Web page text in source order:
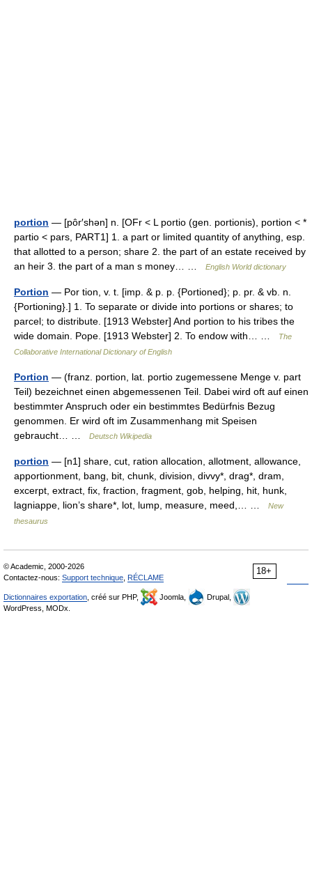
portion — [pôr′shən] n. [OFr < L portio (gen. portionis), portion < *
partio < pars, PART1] 1. a part or limited quantity of anything, esp.
that allotted to a person; share 2. the part of an estate received by
an heir 3. the part of a man s money… …
English World dictionary
Portion — Por tion, v. t. [imp. & p. p. {Portioned}; p. pr. & vb. n.
{Portioning}.] 1. To separate or divide into portions or shares; to
parcel; to distribute. [1913 Webster] And portion to his tribes the
wide domain. Pope. [1913 Webster] 2. To endow with… …
The
Collaborative International Dictionary of English
Portion — (franz. portion, lat. portio zugemessene Menge v. part
Teil) bezeichnet einen abgemessenen Teil. Dabei wird oft auf einen
bestimmter Anspruch oder ein bestimmtes Bedürfnis Bezug
genommen. Er wird oft im Zusammenhang mit Speisen
gebraucht… …
Deutsch Wikipedia
portion — [n1] share, cut, ration allocation, allotment, allowance,
apportionment, bang, bit, chunk, division, divvy*, drag*, dram,
excerpt, extract, fix, fraction, fragment, gob, helping, hit, hunk,
lagniappe, lion’s share*, lot, lump, measure, meed,… …
New
thesaurus
18+
© Academic, 2000-2026
Contactez-nous: Support technique RÉCLAME
Dictionnaires exportation , créé sur PHP, Joomla,
Drupal,
WordPress, MODx.